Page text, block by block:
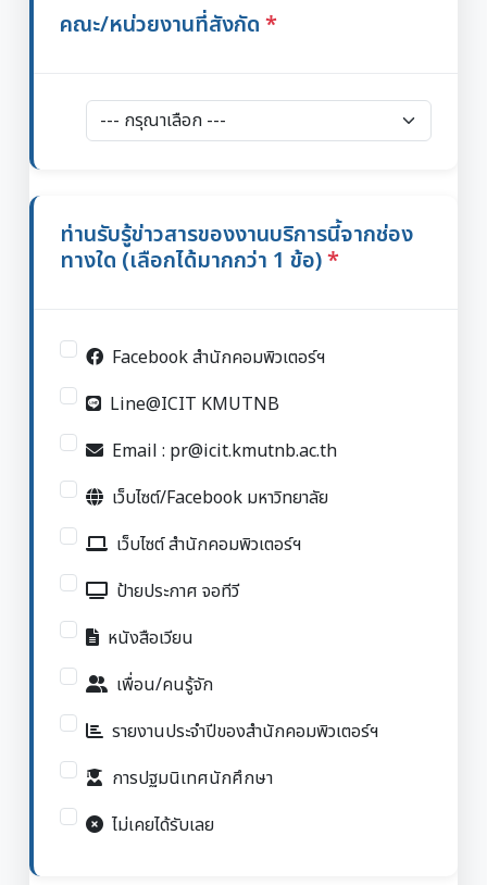
คณะ/หน่วยงานที่สังกัด
ท่านรับรู้ข่าวสารของงานบริการนี้จากช่อง
ทางใด (เลือกได้มากกว่า 1 ข้อ)
Facebook สำนักคอมพิวเตอร์ฯ
Line@ICIT KMUTNB
Email : pr@icit.kmutnb.ac.th
เว็บไซต์/Facebook มหาวิทยาลัย
เว็บไซต์ สำนักคอมพิวเตอร์ฯ
ป้ายประกาศ จอทีวี
หนังสือเวียน
เพื่อน/คนรู้จัก
รายงานประจำปีของสำนักคอมพิวเตอร์ฯ
การปฐมนิเทศนักศึกษา
ไม่เคยได้รับเลย